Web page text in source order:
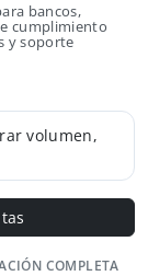
bancos,
cumplimiento
y soporte
volumen,
COMPLETA